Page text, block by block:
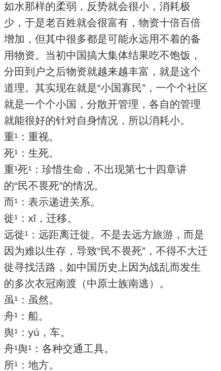
如水那样的柔弱，反势就会很小，消耗极
少，于是老百姓就会很富有，物资十倍百倍
增加，但其中很多都是可能永远用不着的备
用物资。当初中国搞大集体结果吃不饱饭，
分田到户之后物资就越来越丰富，就是这个
道理。其实现在就是“小国寡民”，一个个社区
就是一个个小国，分散开管理，各自的管理
就能很好的针对自身情况，所以消耗小。
重¹：重视。
死¹：生死。
重¹死¹：珍惜生命，不出现第七十四章讲
的“民不畏死”的情况。
而¹：表示递进关系。
徙¹：xǐ，迁移。
远徙¹：远距离迁徙。不是去远方旅游，而是
因为难以生存，导致“民不畏死”，不得不大迁
徙寻找活路，如中国历史上因为战乱而发生
的多次衣冠南渡（中原士族南逃）。
虽¹：虽然。
舟¹：船。
舆¹：yú，车。
舟¹舆¹：各种交通工具。
所¹：地方。